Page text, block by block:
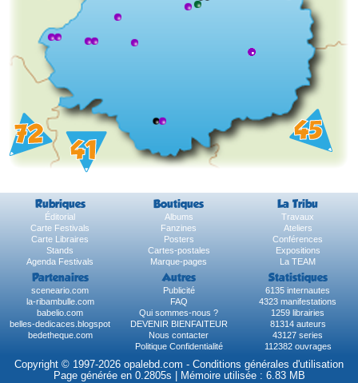
Rubriques Boutiques La Tribu
Éditorial Albums
Travaux
Carte Festivals
Fanzines
Ateliers
Carte Libraires
Posters
Conférences
Stands
Cartes-postales
Expositions
Agenda Festivals
Marque-pages La TEAM
Partenaires Autres Statistiques
sceneario.com Publicité
6135 internautes
la-ribambulle.com
FAQ
4323 manifestations
babelio.com
Qui sommes-nous ?
1259 librairies
belles-dedicaces.blogspot
DEVENIR BIENFAITEUR
81314 auteurs
bedetheque.com
Nous contacter
43127 series
Politique Confidentialité
112382 ouvrages
Copyright © 1997-2026 opalebd.com - Conditions générales d'utilisation
Page générée en 0.2805s | Mémoire utilisée : 6.83 MB